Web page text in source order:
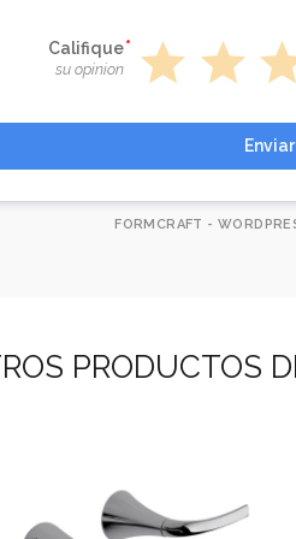
Califique
su opinion star star
Enviar
FORMCRAFT -
PRODUCTOS